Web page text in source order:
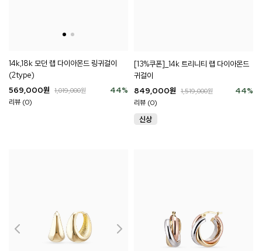
14k,18k 모던 랩 다이아몬드 링귀걸이
(2type)
44%
569,000원 1,019,000원
리뷰 (0)
[13%쿠폰]_14k 트리니티 랩 다이아몬드
귀걸이
44%
849,000원 1,519,000원
리뷰 (0)